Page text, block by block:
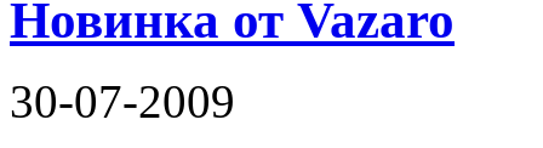
Новинка от Vazaro
30-07-2009